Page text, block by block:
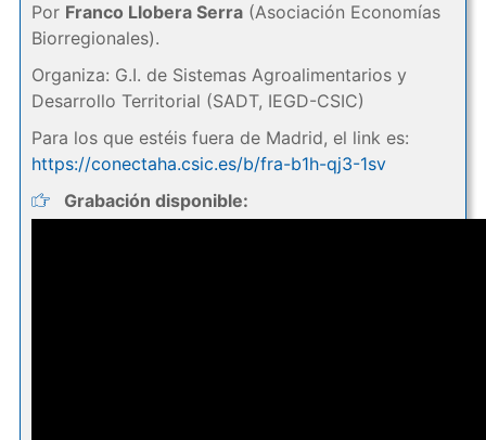
Por Franco Llobera Serra(Asociación Economías
Biorregionales).
Organiza: G.I. de Sistemas Agroalimentarios y
Desarrollo Territorial (SADT, IEGD-CSIC)
Para los que estéis fuera de Madrid, el link es:
https://conectaha.csic.es/b/fra-b1h-qj3-1sv
Grabación disponible: